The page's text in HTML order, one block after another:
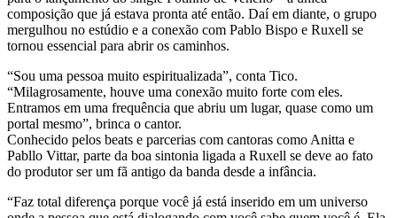
composição que já estava pronta até então. Daí em diante, o grupo
mergulhou no estúdio e a conexão com Pablo Bispo e Ruxell se
tornou essencial para abrir os caminhos.
“Sou uma pessoa muito espiritualizada”, conta Tico.
“Milagrosamente, houve uma conexão muito forte com eles.
Entramos em uma frequência que abriu um lugar, quase como um
portal mesmo”, brinca o cantor.
Conhecido pelos beats e parcerias com cantoras como Anitta e
Pabllo Vittar, parte da boa sintonia ligada a Ruxell se deve ao fato
do produtor ser um fã antigo da banda desde a infância.
“Faz total diferença porque você já está inserido em um universo